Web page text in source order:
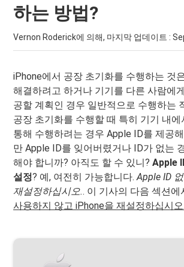
하는 방법?
Vernon Roderick에 의해, 마지막 업데이트 :
iPhone에서 공장 초기화를 수행하는 것
해결하려고 하거나 기기를 다른 사람에
공할 계획인 경우 일반적으로 수행하는
공장 초기화를 수행할 때 특히 기기 내에
통해 수행하려는 경우 Apple ID를 제공
만 Apple ID를 잊어버렸거나 ID가 없는
해야 합니까? 아직도 할 수 있니?Apple
설정? 예, 여전히 가능합니다.Apple ID
재설정하십시오.. 이 기사의 다음 섹션
사용하지 않고 iPhone을 재설정하십시